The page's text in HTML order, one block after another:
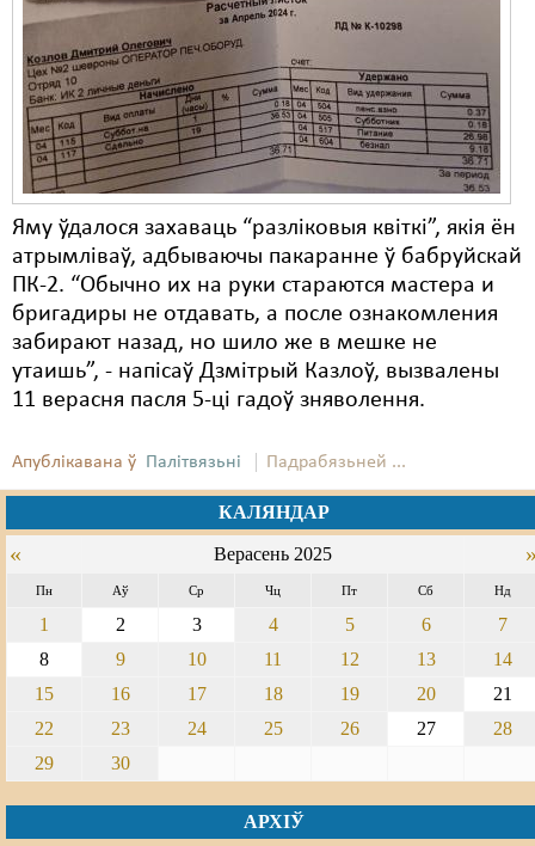
Яму ўдалося захаваць “разліковыя квіткі”, якія ён
атрымліваў, адбываючы пакаранне ў бабруйскай
ПК-2. “Обычно их на руки стараются мастера и
бригадиры не отдавать, а после ознакомления
забирают назад, но шило же в мешке не
утаишь”, - напісаў Дзмітрый Казлоў, вызвалены
11 верасня пасля 5-ці гадоў зняволення.
Апублікавана ў Палітвязьні Падрабязьней ...
КАЛЯНДАР
« Верасень 2025
Пн Аў Ср Чц Пт Сб Нд
1 2 3 4 5 6
7
8
9 10 11 12 13
14
15
16 17 18 19 20
21
22
23 24 25 26 27
28
29
30
АРХІЎ
КПЧ ААН
Культурныя правы
ЛПП
Мігранты
Мірныя сходы
Палітвязьні
Праваабаронцы
Правы дзіцяці
Пэнітэнцыярная сыстэма
Рознае
Свабода слова
Свабода сумленьня
Суд
Экалёгія
Правы працоўных